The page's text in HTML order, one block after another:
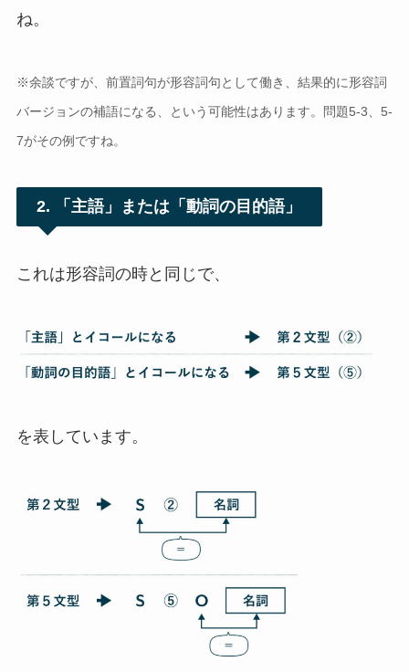
ね。
※余談ですが、前置詞句が形容詞句として働き、結果的に形容詞
バージョンの補語になる、という可能性はあります。問題5-3、5-
7がその例ですね。
2. 「主語」または「動詞の目的語」
これは形容詞の時と同じで、
を表しています。